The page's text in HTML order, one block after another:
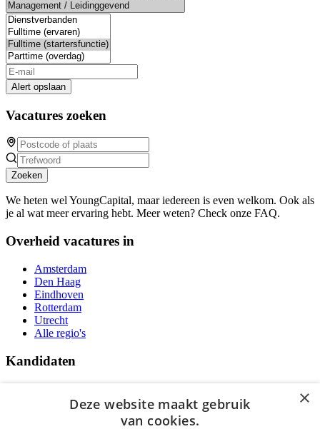
Alert opslaan
Vacatures zoeken
Zoeken
We heten wel YoungCapital, maar iedereen is even welkom. Ook als
je al wat meer ervaring hebt. Meer weten? Check onze FAQ.
Overheid vacatures in
Amsterdam
Den Haag
Eindhoven
Rotterdam
Utrecht
Alle regio's
Kandidaten
Vacatures
×
Deze website maakt gebruik
van cookies.